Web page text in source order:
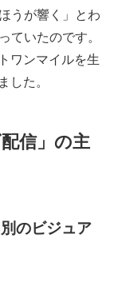
うが響く」とわ
ていたのです。
ワンマイルを生
した。
信」の主
のビジュア